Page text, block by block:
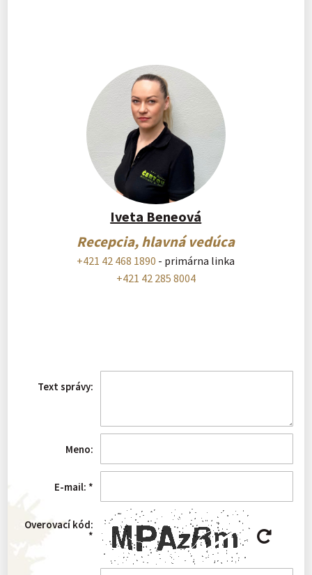
Text správy:
Meno:
E-mail: *
Overovací kód:
*
Iveta Beneová
Recepcia, hlavná vedúca
+421 42 468 1890 - primárna linka
+421 42 285 8004